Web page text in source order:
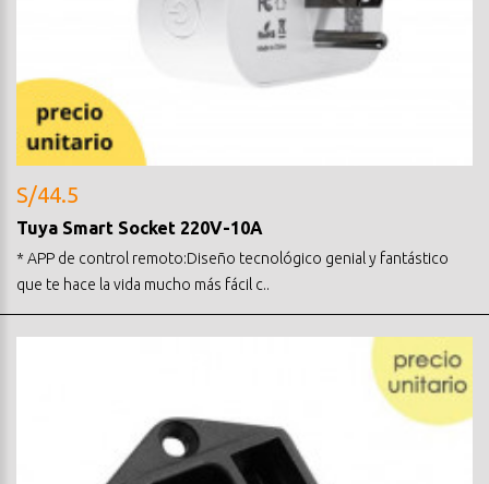
S/44.5
Tuya Smart Socket 220V-10A
* APP de control remoto:Diseño tecnológico genial y fantástico
que te hace la vida mucho más fácil c..